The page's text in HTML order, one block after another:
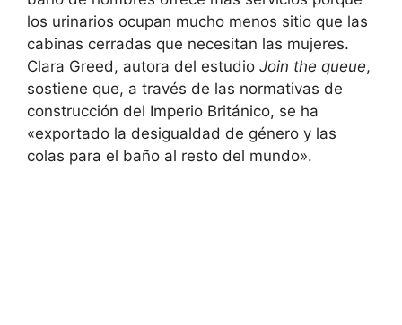
los urinarios ocupan mucho menos sitio que las
cabinas cerradas que necesitan las mujeres.
Clara Greed, autora del estudio Join the queue,
sostiene que, a través de las normativas de
construcción del Imperio Británico, se ha
«exportado la desigualdad de género y las
colas para el baño al resto del mundo».